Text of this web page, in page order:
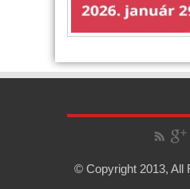
© Copyright 2013, All